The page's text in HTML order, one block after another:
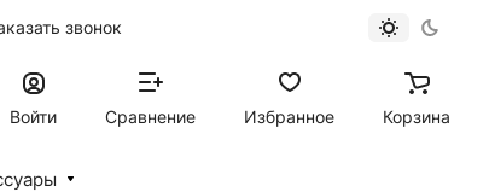
звонок
Войти Сравнение Избранное Корзина